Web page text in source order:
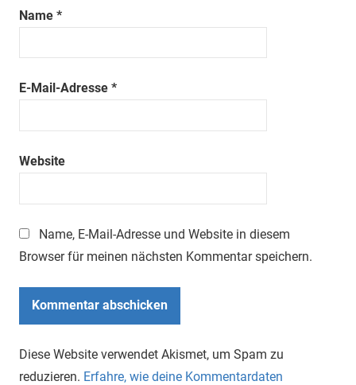
Name *
E-Mail-Adresse *
Website
Name, E-Mail-Adresse und Website in diesem
Browser für meinen nächsten Kommentar speichern.
Diese Website verwendet Akismet, um Spam zu
reduzieren. Erfahre, wie deine Kommentardaten